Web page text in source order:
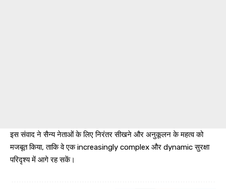
इस संवाद ने सैन्य नेताओं के लिए निरंतर सीखने और अनुकूलन के महत्व को
मजबूत किया, ताकि वे एक increasingly complex और dynamic सुरक्षा
परिदृश्य में आगे रह सकें।